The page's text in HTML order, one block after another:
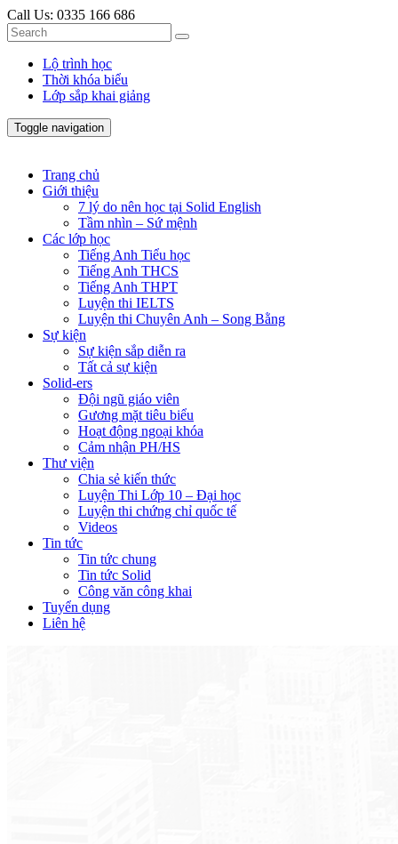
Call Us: 0335 166 686
Lộ trình học
Thời khóa biểu
Lớp sắp khai giảng
Toggle navigation
Trang chủ
Giới thiệu
7 lý do nên học tại Solid English
Tầm nhìn – Sứ mệnh
Các lớp học
Tiếng Anh Tiểu học
Tiếng Anh THCS
Tiếng Anh THPT
Luyện thi IELTS
Luyện thi Chuyên Anh – Song Bằng
Sự kiện
Sự kiện sắp diễn ra
Tất cả sự kiện
Solid-ers
Đội ngũ giáo viên
Gương mặt tiêu biểu
Hoạt động ngoại khóa
Cảm nhận PH/HS
Thư viện
Chia sẻ kiến thức
Luyện Thi Lớp 10 – Đại học
Luyện thi chứng chỉ quốc tế
Videos
Tin tức
Tin tức chung
Tin tức Solid
Công văn công khai
Tuyển dụng
Liên hệ